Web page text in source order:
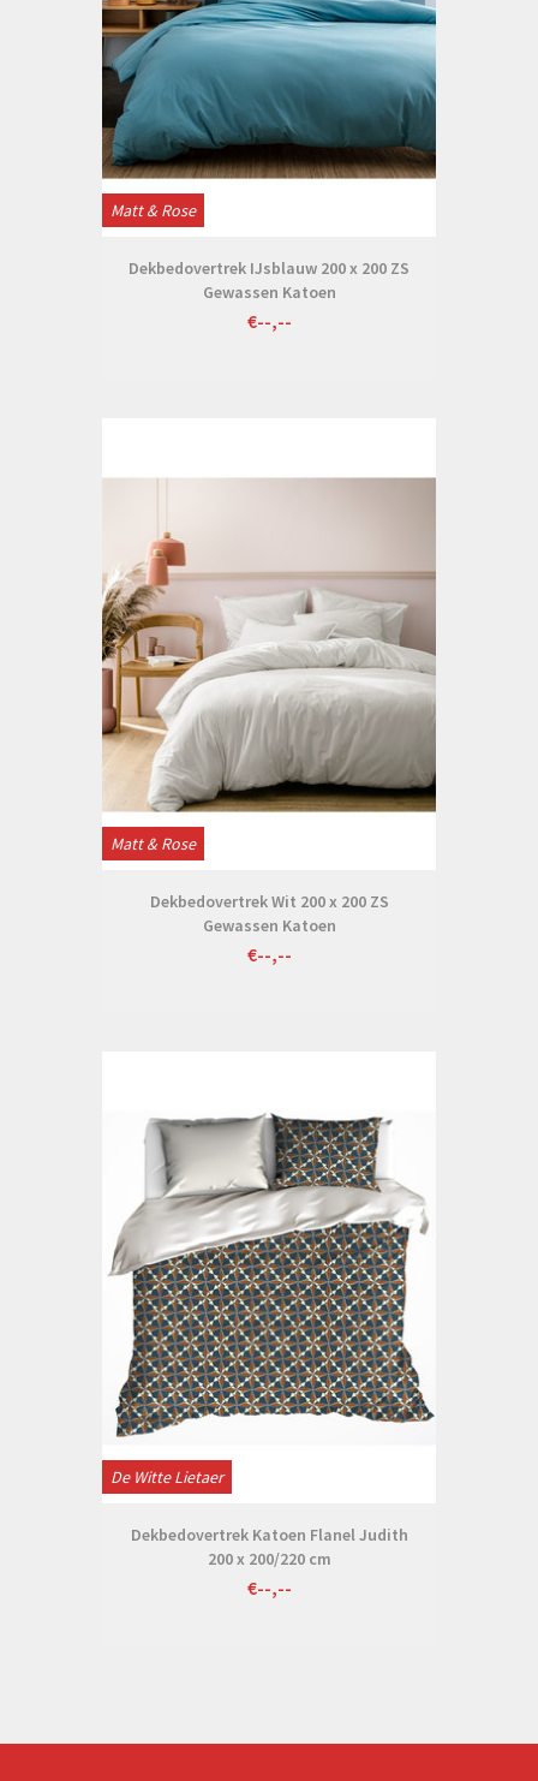
Matt & Rose
Dekbedovertrek IJsblauw 200 x 200 ZS
Gewassen Katoen
€--,--
Matt & Rose
Dekbedovertrek Wit 200 x 200 ZS
Gewassen Katoen
€--,--
De Witte Lietaer
Dekbedovertrek Katoen Flanel Judith
200 x 200/220 cm
€--,--